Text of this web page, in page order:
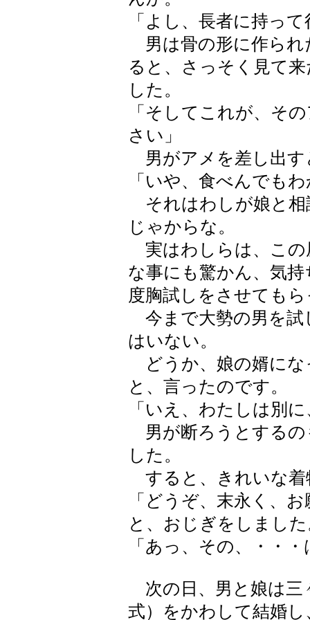
「よし、長者に持っ
男は骨の形に作られ
ると、さっそく見て
した。
「そしてこれが、そ
さい」
男がアメを差し出す
「いや、食べんでも
それはわしが娘と相
じゃからな。
実はわしらは、この
な事にも驚かん、気
度胸試しをさせても
今まで大勢の男を試
はいない。
どうか、娘の婿にな
と、言ったのです。
「いえ、わたしは別
男が断ろうとするの
した。
すると、きれいな着
「どうぞ、末永く、
と、おじぎをしまし
「あっ、その、・・
次の日、男と娘は三
式）をかわして結婚